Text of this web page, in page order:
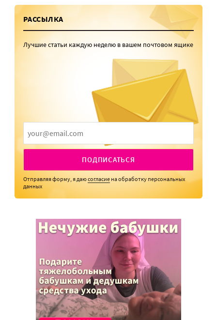
РАССЫЛКА
Лучшие статьи каждую неделю в вашем почтовом ящике
ПОДПИСАТЬСЯ
Отправляя форму, я даюсогласие на обработку персональных
данных